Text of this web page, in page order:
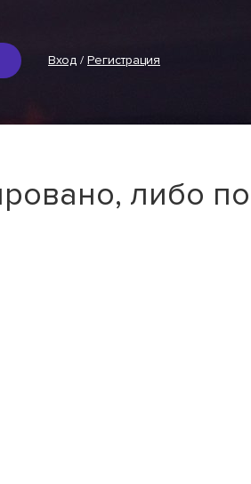
Вход / Регистрация
либо по